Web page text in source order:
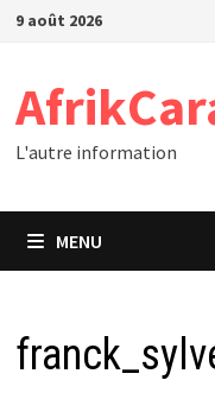
Passer
9 août 2026
L'autre information
MENU